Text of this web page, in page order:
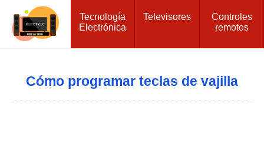
Tecnología
Electrónica
Televisores
Controles
remotos
Cómo programar teclas de vajilla